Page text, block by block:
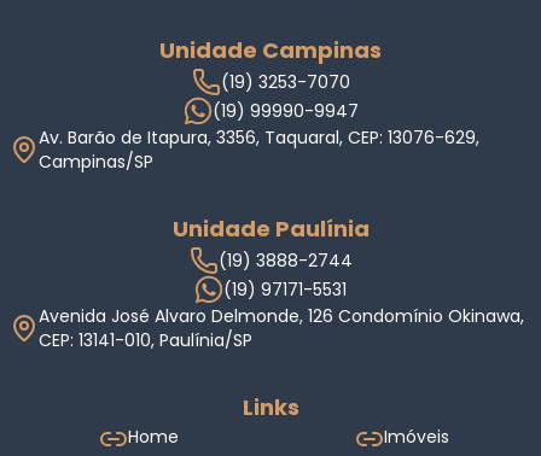
Unidade Campinas
(19) 3253-7070
(19) 99990-9947
Av. Barão de Itapura, 3356, Taquaral, CEP: 13076-629,
Campinas/SP
Unidade Paulínia
(19) 3888-2744
(19) 97171-5531
Avenida José Alvaro Delmonde, 126 Condomínio Okinawa,
CEP: 13141-010, Paulínia/SP
Links
Home
Imóveis